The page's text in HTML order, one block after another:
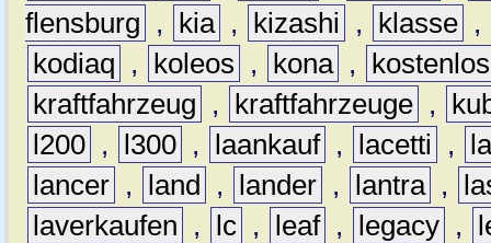
flensburg
, kia , kizashi , klasse ,
kodiaq
, koleos , kona ,
kostenlos
kraftfahrzeug
, kraftfahrzeuge ,
l200 , l300 , laankauf , lacetti ,
lancer , land , lander , lantra ,
laverkaufen
, lc , leaf , legacy ,